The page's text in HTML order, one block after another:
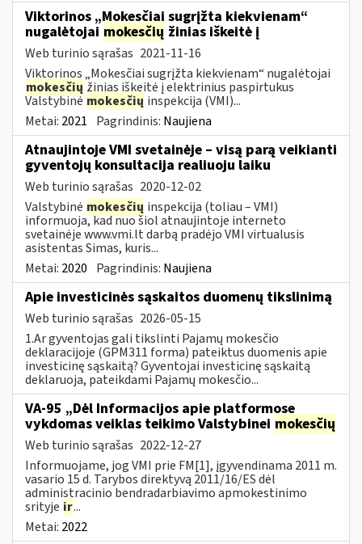
Viktorinos „Mokesčiai sugrįžta kiekvienam“
nugalėtojai mokesčių žinias iškeitė į
Web turinio sąrašas 2021-11-16
Viktorinos „Mokesčiai sugrįžta kiekvienam“ nugalėtojai
mokesčių žinias iškeitė į elektrinius paspirtukus
Valstybinė mokesčių inspekcija (VMI)...
Metai: 2021 Pagrindinis: Naujiena
Atnaujintoje VMI svetainėje – visą parą veikianti
gyventojų konsultacija realiuoju laiku
Web turinio sąrašas 2020-12-02
Valstybinė mokesčių inspekcija (toliau – VMI)
informuoja, kad nuo šiol atnaujintoje interneto
svetainėje www.vmi.lt darbą pradėjo VMI virtualusis
asistentas Simas, kuris...
Metai: 2020 Pagrindinis: Naujiena
Apie investicinės sąskaitos duomenų tikslinimą
Web turinio sąrašas 2026-05-15
1.Ar gyventojas gali tikslinti Pajamų mokesčio
deklaracijoje (GPM311 forma) pateiktus duomenis apie
investicinę sąskaitą? Gyventojai investicinę sąskaitą
deklaruoja, pateikdami Pajamų mokesčio...
VA-95 „Dėl Informacijos apie platformose
vykdomas veiklas teikimo Valstybinei mokesčių
Web turinio sąrašas 2022-12-27
Informuojame, jog VMI prie FM[1], įgyvendinama 2011 m.
vasario 15 d. Tarybos direktyvą 2011/16/ES dėl
administracinio bendradarbiavimo apmokestinimo
srityje ir...
Metai: 2022